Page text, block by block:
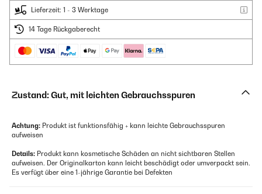
Lieferzeit: 1 - 3 Werktage
14 Tage Rückgaberecht
Zustand: Gut, mit leichten Gebrauchsspuren
Achtung: Produkt ist funktionsfähig + kann leichte Gebrauchsspuren
aufweisen
Details: Produkt kann kosmetische Schäden an nicht sichtbaren Stellen
aufweisen. Der Originalkarton kann leicht beschädigt oder umverpackt sein.
Es verfügt über eine 1-jährige Garantie bei Defekten